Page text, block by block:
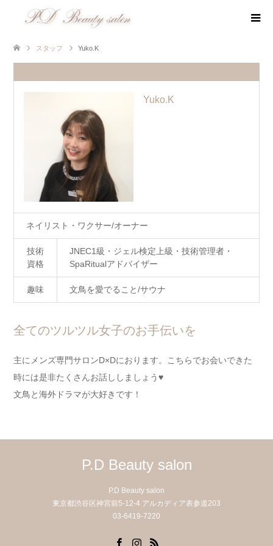
スタッフ Yuko.K
Yuko.K
ネイリスト・ワクサー/オーナー
技術
資格
JNEC1級・ジェル検定上級・技術管理者・
SpaRitualアドバイザー
趣味 文鳥を愛でること/サウナ
全てのツルツル女子のお手伝いを
主にメンズ専門サロンD×Dにおります。こちらでお会いできた
時には是非たくさんお話ししましょう♥
文鳥と海外ドラマが大好きです！
P.D Beauty salon
P.D Beauty salon
東京都渋谷区神宮前5-12-4 アルカディア表参道203
03-6419-7220